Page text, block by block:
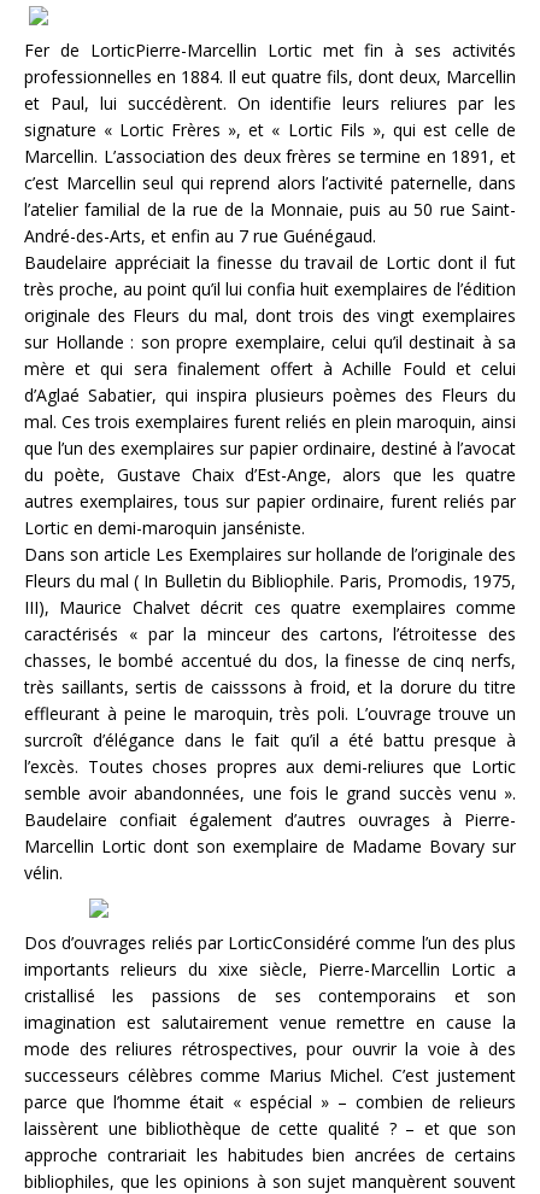
Fer de LorticPierre-Marcellin Lortic met fin à ses activités
professionnelles en 1884. Il eut quatre fils, dont deux, Marcellin
et Paul, lui succédèrent. On identifie leurs reliures par les
signature « Lortic Frères », et « Lortic Fils », qui est celle de
Marcellin. L’association des deux frères se termine en 1891, et
c’est Marcellin seul qui reprend alors l’activité paternelle, dans
l’atelier familial de la rue de la Monnaie, puis au 50 rue Saint-
André-des-Arts, et enfin au 7 rue Guénégaud.
Baudelaire appréciait la finesse du travail de Lortic dont il fut
très proche, au point qu’il lui confia huit exemplaires de l’édition
originale des Fleurs du mal, dont trois des vingt exemplaires
sur Hollande : son propre exemplaire, celui qu’il destinait à sa
mère et qui sera finalement offert à Achille Fould et celui
d’Aglaé Sabatier, qui inspira plusieurs poèmes des Fleurs du
mal. Ces trois exemplaires furent reliés en plein maroquin, ainsi
que l’un des exemplaires sur papier ordinaire, destiné à l’avocat
du poète, Gustave Chaix d’Est-Ange, alors que les quatre
autres exemplaires, tous sur papier ordinaire, furent reliés par
Lortic en demi-maroquin janséniste.
Dans son article Les Exemplaires sur hollande de l’originale des
Fleurs du mal ( In Bulletin du Bibliophile. Paris, Promodis, 1975,
III), Maurice Chalvet décrit ces quatre exemplaires comme
caractérisés « par la minceur des cartons, l’étroitesse des
chasses, le bombé accentué du dos, la finesse de cinq nerfs,
très saillants, sertis de caisssons à froid, et la dorure du titre
effleurant à peine le maroquin, très poli. L’ouvrage trouve un
surcroît d’élégance dans le fait qu’il a été battu presque à
l’excès. Toutes choses propres aux demi-reliures que Lortic
semble avoir abandonnées, une fois le grand succès venu ».
Baudelaire confiait également d’autres ouvrages à Pierre-
Marcellin Lortic dont son exemplaire de Madame Bovary sur
vélin.
Dos d’ouvrages reliés par LorticConsidéré comme l’un des plus
importants relieurs du xixe siècle, Pierre-Marcellin Lortic a
cristallisé les passions de ses contemporains et son
imagination est salutairement venue remettre en cause la
mode des reliures rétrospectives, pour ouvrir la voie à des
successeurs célèbres comme Marius Michel. C’est justement
parce que l’homme était « espécial » – combien de relieurs
laissèrent une bibliothèque de cette qualité ? – et que son
approche contrariait les habitudes bien ancrées de certains
bibliophiles, que les opinions à son sujet manquèrent souvent